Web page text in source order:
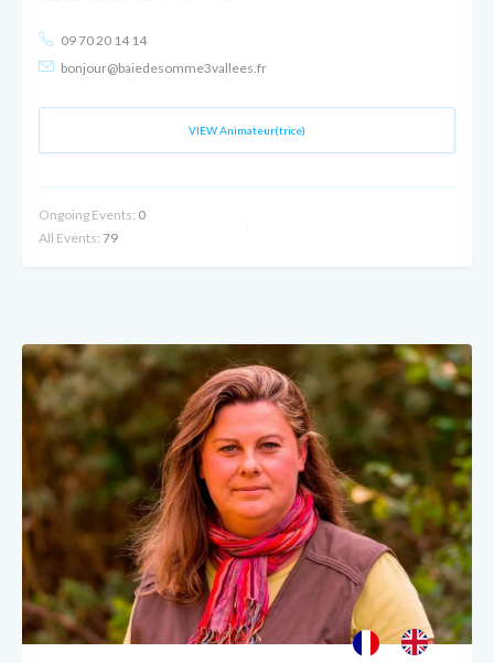
09 70 20 14 14
bonjour@baiedesomme3vallees.fr
VIEW Animateur(trice)
Ongoing Events: 0
All Events: 79